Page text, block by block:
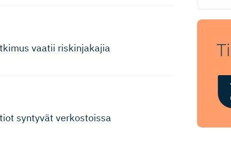
vaatii riskinjakajia
syntyvät verkostoissa